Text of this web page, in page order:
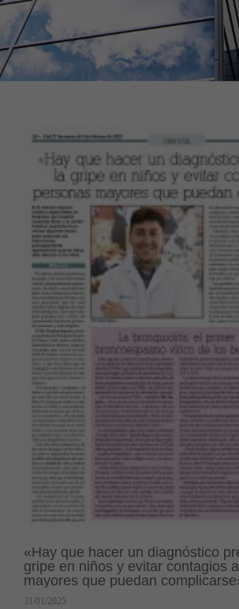
«Hay que hacer un diagnóstico
gripe en niños y evitar contagios
mayores que puedan
31/01/2025